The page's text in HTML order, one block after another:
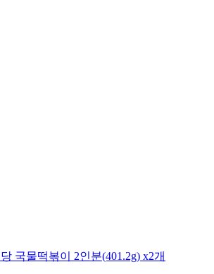
국물떡볶이 2인분(401.2g) x2개